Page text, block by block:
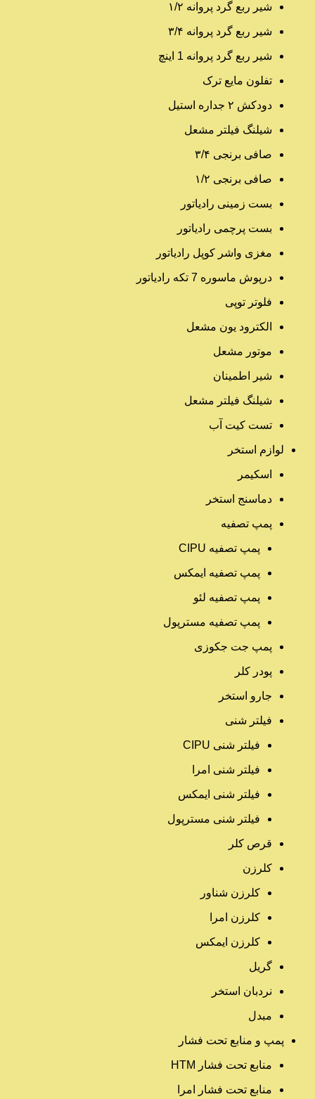
شیر ربع گرد پروانه ۱/۲
شیر ربع گرد پروانه ۳/۴
شیر ربع گرد پروانه 1 اینچ
تفلون مایع ترک
دودکش ۲ جداره استیل
شیلنگ فیلتر مشعل
صافی برنجی ۳/۴
صافی برنجی ۱/۲
بست زمینی رادیاتور
بست پرچمی رادیاتور
مغزی واشر کوپل رادیاتور
درپوش ماسوره 7 تکه رادیاتور
فلوتر توپی
الکترود یون مشعل
موتور مشعل
شیر اطمینان
شیلنگ فیلتر مشعل
تست کیت آب
لوازم استخر
اسکیمر
دماسنج استخر
پمپ تصفیه
پمپ تصفیه CIPU
پمپ تصفیه ایمکس
پمپ تصفیه لئو
پمپ تصفیه مسترپول
پمپ جت جکوزی
پودر کلر
جارو استخر
فیلتر شنی
فیلتر شنی CIPU
فیلتر شنی امرا
فیلتر شنی ایمکس
فیلتر شنی مسترپول
قرص کلر
کلرزن
کلرزن شناور
کلرزن امرا
کلرزن ایمکس
گریل
نردبان استخر
مبدل
پمپ و منابع تحت فشار
منابع تحت فشار HTM‎
منابع تحت فشار امرا